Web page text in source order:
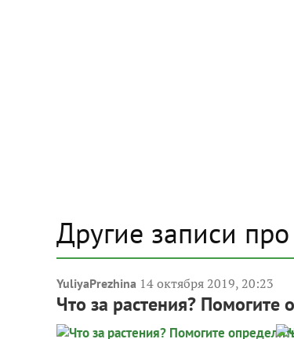
Другие записи
YuliyaPrezhina 14 октября 2019, 20:23
Что за растения? Помогите